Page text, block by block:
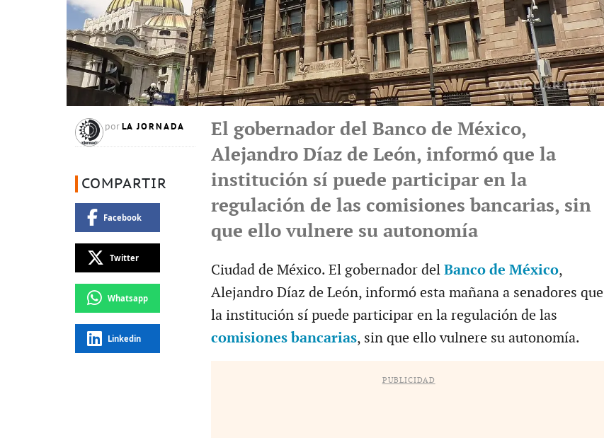
por LA JORNADA
COMPARTIR
Facebook
Twitter
Whatsapp
Linkedin
El gobernador del Banco de México,
Alejandro Díaz de León, informó que la
institución sí puede participar en la
regulación de las comisiones bancarias, sin
que ello vulnere su autonomía
Ciudad de México. El gobernador del Banco de México,
Alejandro Díaz de León, informó esta mañana a senadores que
la institución sí puede participar en la regulación de las
comisiones bancarias, sin que ello vulnere su autonomía.
PUBLICIDAD